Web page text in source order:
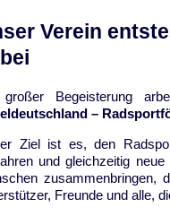
Verein
Begeisterung
–
Ziel ist es, den
und gleichzeitig
zusammenbringen,
Freunde und alle,